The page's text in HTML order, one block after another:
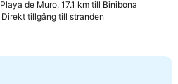
Playa de Muro, 17.1 km till Binibona
Direkt tillgång till stranden